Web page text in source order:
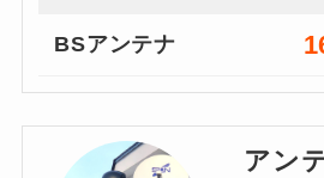
BSアンテナ
アン